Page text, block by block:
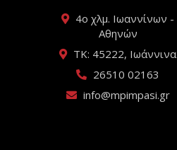
4ο χλμ. Ιωαννίνων -
Αθηνών
ΤΚ: 45222, Ιωάννινα
26510 02163
info@mpimpasi.gr